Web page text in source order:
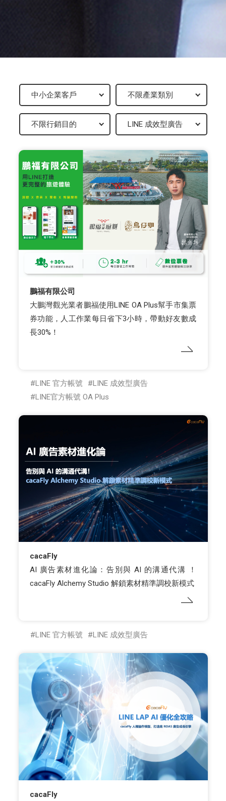
鵬福有限公司
大鵬灣觀光業者鵬福使用LINE OA Plus幫手市集票
券功能，人工作業每日省下3小時，帶動好友數成
長30%！
LINE 官方帳號
LINE 成效型廣告
LINE官方帳號 OA Plus
cacaFly
AI 廣告素材進化論：告別與 AI 的溝通代溝 ！
cacaFly Alchemy Studio 解鎖素材精準調校新模式
LINE 官方帳號 LINE 成效型廣告
cacaFly